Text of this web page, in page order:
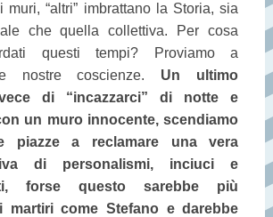
muri, “altri” imbrattano la Storia, sia
che quella collettiva. Per cosa
questi tempi? Proviamo a
nostre coscienze. Un ultimo
di “incazzarci” di notte e
un muro innocente, scendiamo
piazze a reclamare una vera
di personalismi, inciuci e
forse questo sarebbe più
martiri come Stefano e darebbe